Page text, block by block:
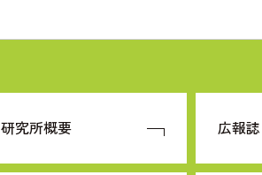
研究所概要 広報